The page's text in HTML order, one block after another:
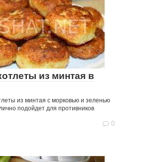
из минтая в
из минтая с морковью и зеленью
подойдет для противников
0